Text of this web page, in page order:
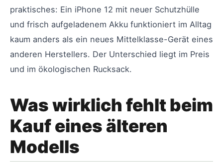
praktisches: Ein iPhone 12 mit neuer Schutzhülle
und frisch aufgeladenem Akku funktioniert im Alltag
kaum anders als ein neues Mittelklasse-Gerät eines
anderen Herstellers. Der Unterschied liegt im Preis
und im ökologischen Rucksack.
Was wirklich fehlt beim
Kauf eines älteren
Modells